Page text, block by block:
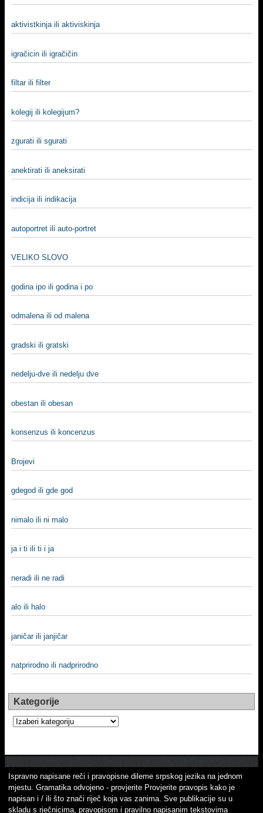
aktivistkinja ili aktiviskinja
igračicin ili igračičin
filtar ili filter
kolegij ili kolegijum?
zgurati ili sgurati
anektirati ili aneksirati
indicija ili indikacija
autoportret ili auto-portret
VELIKO SLOVO
godina ipo ili godina i po
odmalena ili od malena
gradski ili gratski
nedelju-dve ili nedelju dve
obestan ili obesan
konsenzus ili koncenzus
Brojevi
gdegod ili gde god
nimalo ili ni malo
ja i ti ili ti i ja
neradi ili ne radi
alo ili halo
janičar ili janjičar
natprirodno ili nadprirodno
Kategorije
Kategorije
Ispravno napisane reči i pravopisne dileme srpskog jezika na jednom
mjestu. Gramatika odvojeno - provjerite Provjerite pravopis kako je
napisan i / ili što znači riječ koja vas zanima. Sve publikacije su u
skladu s rječnicima, pravopisom i pravilno napisanim tekstovima